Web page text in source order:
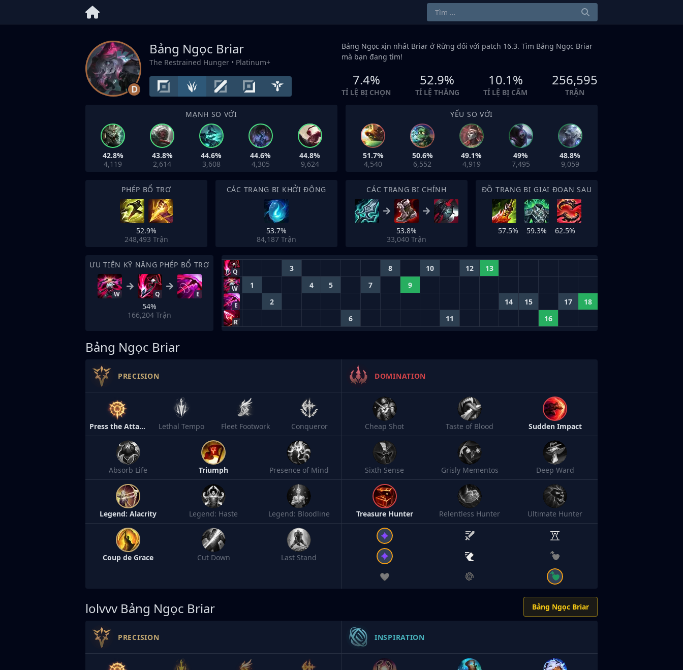
D
Bảng Ngọc Briar
The Restrained Hunger • Platinum+
Bảng Ngọc xịn nhất Briar ở Rừng đối với patch 16.3. Tìm Bảng Ngọc Briar
mà bạn đang tìm!
7.4%
TỈ LỆ BỊ CHỌN
52.9%
TỈ LỆ THẮNG
10.1%
TỈ LỆ BỊ CẤM
256,595
TRẬN
MẠNH SO VỚI
42.8%
4,119
43.8%
2,614
44.6%
3,608
44.6%
4,305
44.8%
9,624
YẾU SO VỚI
51.7%
4,540
50.6%
6,552
49.1%
4,919
49%
7,495
48.8%
9,059
PHÉP BỔ TRỢ
52.9%
248,493 Trận
CÁC TRANG BỊ KHỞI ĐỘNG
53.7%
84,187 Trận
CÁC TRANG BỊ CHÍNH
53.8%
33,040 Trận
ĐỒ TRANG BỊ GIAI ĐOẠN SAU
57.5% 59.3% 62.5%
ƯU TIÊN KỸ NĂNG PHÉP BỔ TRỢ
W Q E
54%
166,204 Trận
Q 3 8 10 12 13
W 1 4 5 7 9
E 2 14 15 17 18
R 6 11 16
Bảng Ngọc Briar
PRECISION
Press the Attack Lethal Tempo Fleet Footwork Conqueror
Absorb Life Triumph Presence of Mind
Legend: Alacrity Legend: Haste Legend: Bloodline
Coup de Grace Cut Down Last Stand
DOMINATION
Cheap Shot Taste of Blood Sudden Impact
Sixth Sense Grisly Mementos Deep Ward
Treasure Hunter Relentless Hunter Ultimate Hunter
lolvvv Bảng Ngọc Briar Bảng Ngọc Briar
PRECISION INSPIRATION